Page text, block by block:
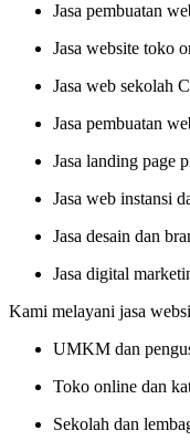
Jasa pembuatan
Jasa website toko
Jasa web sekolah
Jasa pembuatan
Jasa landing page
Jasa web instansi
Jasa desain dan
Jasa digital
Kami melayani jasa
UMKM dan
Toko online dan
Sekolah dan